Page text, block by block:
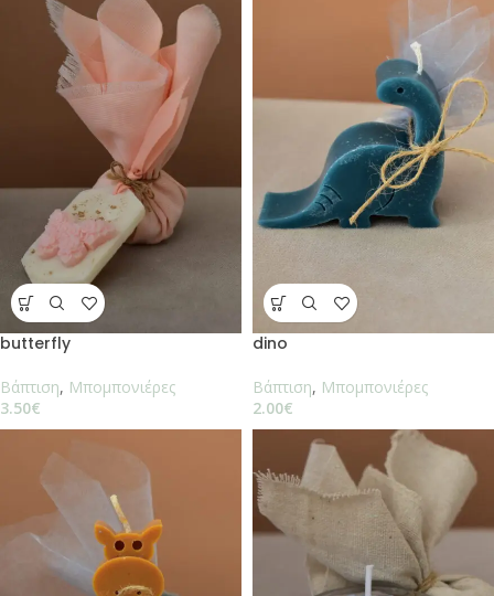
butterfly
Βάπτιση, Μπομπονιέρες
3.50€
dino
Βάπτιση, Μπομπονιέρες
2.00€